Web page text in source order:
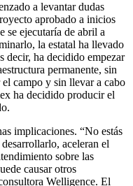
a levantar dudas
aprobado a inicios
se ejecutaría de abril a
la estatal ha llevado
decir, ha decidido empezar
permanente, sin
campo y sin llevar a cabo
ha decidido producir el
implicaciones. “No estás
aceleran el
sobre las
causar otros
Welligence. El